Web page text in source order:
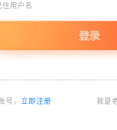
住用户名
号，立即注册 我是